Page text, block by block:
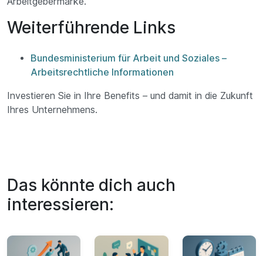
Weiterführende Links
Bundesministerium für Arbeit und Soziales –
Arbeitsrechtliche Informationen
Investieren Sie in Ihre Benefits – und damit in die Zukunft
Ihres Unternehmens.
Das könnte dich auch
interessieren:
Mitarbeiterentwicklung: Trends, Strategien und
Betriebsklima verbessern: